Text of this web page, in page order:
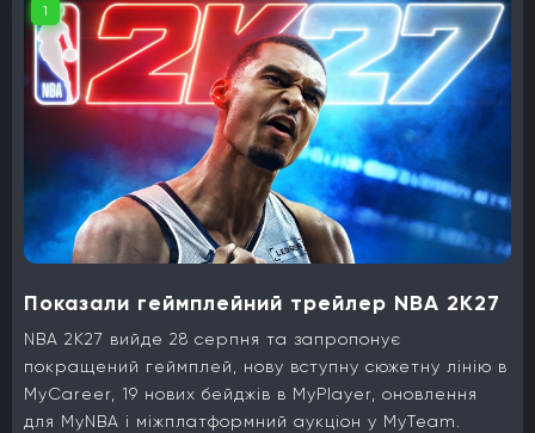
1
Показали геймплейний трейлер NBA 2K27
NBA 2K27 вийде 28 серпня та запропонує
покращений геймплей, нову вступну сюжетну лінію в
MyCareer, 19 нових бейджів в MyPlayer, оновлення
для MyNBA і міжплатформний аукціон у MyTeam.